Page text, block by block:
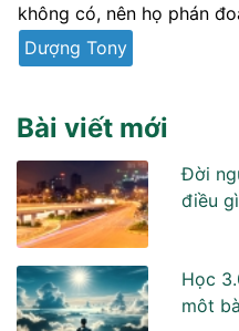
không có, nên họ phán
Dượng Tony
Bài viết mới
Đời
điều gì
Học
môt